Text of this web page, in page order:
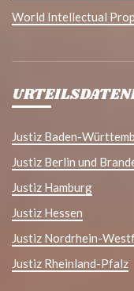
World Intellectual
Justiz Baden-
Justiz Berlin und
Justiz Hamburg
Justiz Hessen
Justiz Nordrhein-
Justiz Rheinland-Pfalz